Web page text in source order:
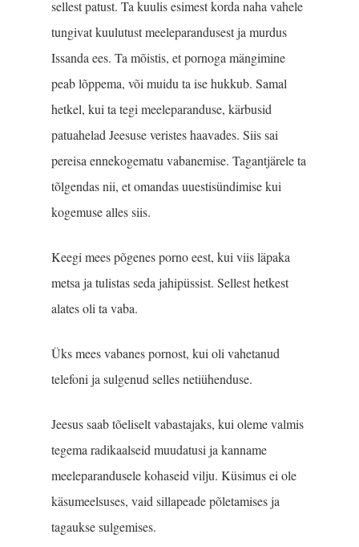
sellest patust. Ta kuulis esimest korda naha vahele
tungivat kuulutust meeleparandusest ja murdus
Issanda ees. Ta mõistis, et pornoga mängimine
peab lõppema, või muidu ta ise hukkub. Samal
hetkel, kui ta tegi meeleparanduse, kärbusid
patuahelad Jeesuse veristes haavades. Siis sai
pereisa ennekogematu vaba­nemise. Tagantjärele ta
tõlgendas nii, et omandas uuestisündimise kui
kogemuse alles siis.
Keegi mees põgenes porno eest, kui viis läpaka
metsa ja tulistas seda jahipüssist. Sellest hetkest
alates oli ta vaba.
Üks mees vabanes pornost, kui oli vahetanud
telefoni ja sulgenud selles netiühenduse.
Jeesus saab tõeliselt vabastajaks, kui oleme valmis
tegema radikaalseid muudatusi ja kanname
meeleparandusele kohaseid vilju. Küsimus ei ole
käsumeelsuses, vaid sillapeade põletamises ja
tagaukse sulgemises.